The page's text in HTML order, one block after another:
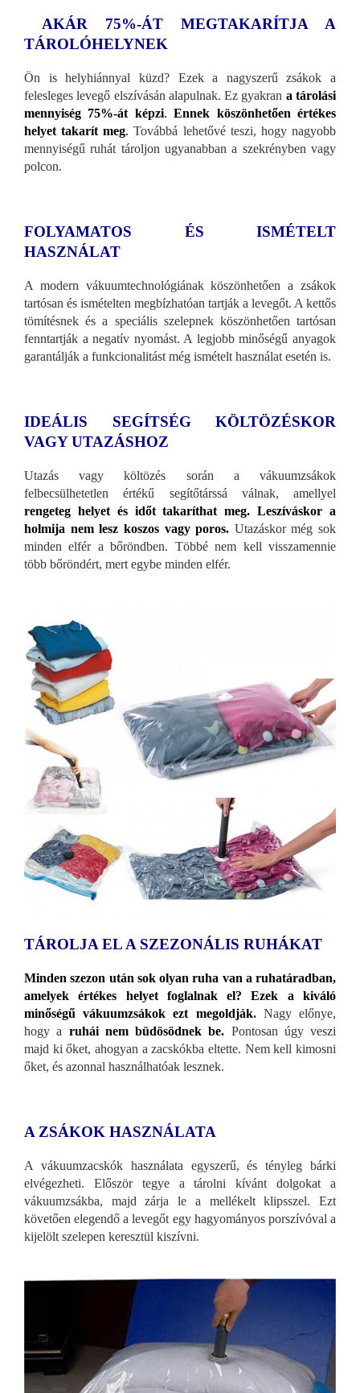
AKÁR 75%-ÁT MEGTAKARÍTJA A
TÁROLÓHELYNEK
Ön is helyhiánnyal küzd? Ezek a nagyszerű zsákok a
felesleges levegő elszívásán alapulnak. Ez gyakran a tárolási
mennyiség 75%-át képzi.Ennek köszönhetően értékes
helyet takarít meg. Továbbá lehetővé teszi, hogy nagyobb
mennyiségű ruhát tároljon ugyanabban a szekrényben vagy
polcon.
FOLYAMATOS ÉS ISMÉTELT
HASZNÁLAT
A modern vákuumtechnológiának köszönhetően a zsákok
tartósan és ismételten megbízhatóan tartják a levegőt. A kettős
tömítésnek és a speciális szelepnek köszönhetően tartósan
fenntartják a negatív nyomást. A legjobb minőségű anyagok
garantálják a funkcionalitást még ismételt használat esetén is.
IDEÁLIS SEGÍTSÉG KÖLTÖZÉSKOR
VAGY UTAZÁSHOZ
Utazás vagy költözés során a vákuumzsákok
felbecsülhetetlen értékű segítőtárssá válnak, amellyel
rengeteg helyet és időt takaríthat meg. Leszíváskor a
holmija nem lesz koszos vagy poros. Utazáskor még sok
minden elfér a bőröndben. Többé nem kell visszamennie
több bőröndért, mert egybe minden elfér.
TÁROLJA EL A SZEZONÁLIS RUHÁKAT
Minden szezon után sok olyan ruha van a ruhatáradban,
amelyek értékes helyet foglalnak el? Ezek a kiváló
minőségű vákuumzsákok ezt megoldják.Nagy előnye,
hogy a ruhái nem büdösödnek be. Pontosan úgy veszi
majd ki őket, ahogyan a zacskókba eltette. Nem kell kimosni
őket, és azonnal használhatóak lesznek.
A ZSÁKOK HASZNÁLATA
A vákuumzacskók használata egyszerű, és tényleg bárki
elvégezheti. Először tegye a tárolni kívánt dolgokat a
vákuumzsákba, majd zárja le a mellékelt klipsszel. Ezt
követően elegendő a levegőt egy hagyományos porszívóval a
kijelölt szelepen keresztül kiszívni.